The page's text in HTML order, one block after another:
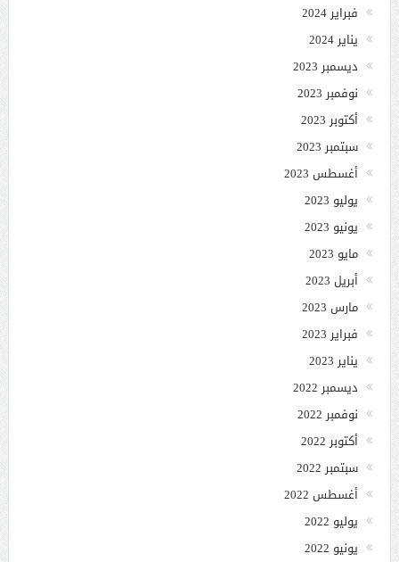
فبراير 2024
يناير 2024
ديسمبر 2023
نوفمبر 2023
أكتوبر 2023
سبتمبر 2023
أغسطس 2023
يوليو 2023
يونيو 2023
مايو 2023
أبريل 2023
مارس 2023
فبراير 2023
يناير 2023
ديسمبر 2022
نوفمبر 2022
أكتوبر 2022
سبتمبر 2022
أغسطس 2022
يوليو 2022
يونيو 2022